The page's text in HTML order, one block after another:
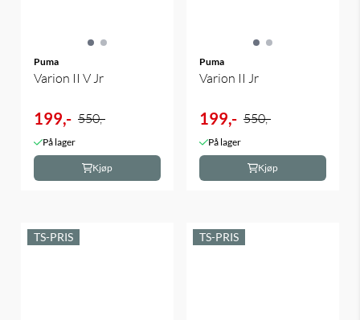
Puma
Varion II V Jr
199,- 550,-
På lager
Kjøp
Puma
Varion II Jr
199,- 550,-
På lager
Kjøp